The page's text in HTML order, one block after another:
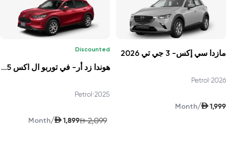
مازدا سي إكس- 3 جي تي 2026
2026
•
Petrol
AED 1,999
/
Month
Discounted
هوندا زد أر- في توربو ال اكس 2025
2025
•
Petrol
AED 2,099
AED 1,899
/
Month